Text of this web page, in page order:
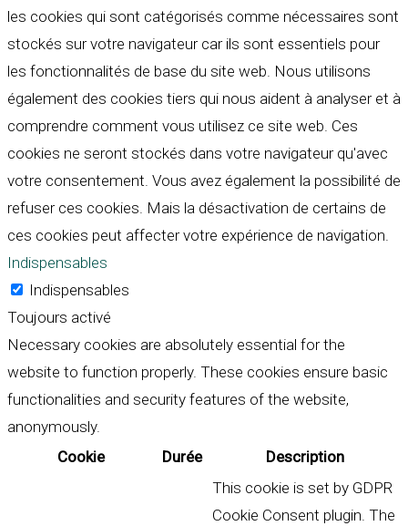
les cookies qui sont catégorisés comme nécessaires sont
stockés sur votre navigateur car ils sont essentiels pour
les fonctionnalités de base du site web. Nous utilisons
également des cookies tiers qui nous aident à analyser et à
comprendre comment vous utilisez ce site web. Ces
cookies ne seront stockés dans votre navigateur qu'avec
votre consentement. Vous avez également la possibilité de
refuser ces cookies. Mais la désactivation de certains de
ces cookies peut affecter votre expérience de navigation.
Indispensables
Indispensables
Toujours activé
Necessary cookies are absolutely essential for the
website to function properly. These cookies ensure basic
functionalities and security features of the website,
anonymously.
Cookie
Durée Description
This cookie is set by GDPR
Cookie Consent plugin. The